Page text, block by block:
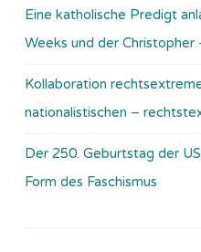
Eine katholische Predigt
Weeks und der
Kollaboration
nationalistischen –
Der 250. Geburtstag der
Form des Faschismus